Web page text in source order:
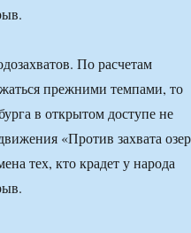
По расчетам
прежними темпами, то
в открытом доступе не
«Против захвата
тех, кто крадет у народа